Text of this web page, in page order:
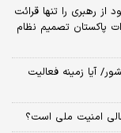
رهبری را تنها قرائت
پاکستان تصمیم نظام
آیا زمینه فعالیت
امنیت ملی است؟